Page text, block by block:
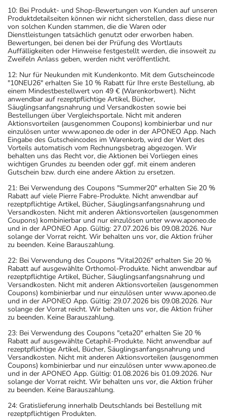
10: Bei Produkt- und Shop-Bewertungen von Kunden auf unseren
Produktdetailseiten können wir nicht sicherstellen, dass diese nur
von solchen Kunden stammen, die die Waren oder
Dienstleistungen tatsächlich genutzt oder erworben haben.
Bewertungen, bei denen bei der Prüfung des Wortlauts
Auffälligkeiten oder Hinweise festgestellt werden, die insoweit zu
Zweifeln Anlass geben, werden nicht veröffentlicht.
12: Nur für Neukunden mit Kundenkonto. Mit dem Gutscheincode
"10NEU26" erhalten Sie 10 % Rabatt für Ihre erste Bestellung, ab
einem Mindestbestellwert von 49 € (Warenkorbwert). Nicht
anwendbar auf rezeptpflichtige Artikel, Bücher,
Säuglingsanfangsnahrung und Versandkosten sowie bei
Bestellungen über Vergleichsportale. Nicht mit anderen
Aktionsvorteilen (ausgenommen Coupons) kombinierbar und nur
einzulösen unter www.aponeo.de oder in der APONEO App. Nach
Eingabe des Gutscheincodes im Warenkorb, wird der Wert des
Vorteils automatisch vom Rechnungsbetrag abgezogen. Wir
behalten uns das Recht vor, die Aktionen bei Vorliegen eines
wichtigen Grundes zu beenden oder ggf. mit einem anderen
Gutschein bzw. durch eine andere Aktion zu ersetzen.
21: Bei Verwendung des Coupons "Summer20" erhalten Sie 20 %
Rabatt auf viele Pierre Fabre-Produkte. Nicht anwendbar auf
rezeptpflichtige Artikel, Bücher, Säuglingsanfangsnahrung und
Versandkosten. Nicht mit anderen Aktionsvorteilen (ausgenommen
Coupons) kombinierbar und nur einzulösen unter www.aponeo.de
und in der APONEO App. Gültig: 27.07.2026 bis 09.08.2026. Nur
solange der Vorrat reicht. Wir behalten uns vor, die Aktion früher
zu beenden. Keine Barauszahlung.
22: Bei Verwendung des Coupons "Vital2026" erhalten Sie 20 %
Rabatt auf ausgewählte Orthomol-Produkte. Nicht anwendbar auf
rezeptpflichtige Artikel, Bücher, Säuglingsanfangsnahrung und
Versandkosten. Nicht mit anderen Aktionsvorteilen (ausgenommen
Coupons) kombinierbar und nur einzulösen unter www.aponeo.de
und in der APONEO App. Gültig: 29.07.2026 bis 09.08.2026. Nur
solange der Vorrat reicht. Wir behalten uns vor, die Aktion früher
zu beenden. Keine Barauszahlung.
23: Bei Verwendung des Coupons "ceta20" erhalten Sie 20 %
Rabatt auf ausgewählte Cetaphil-Produkte. Nicht anwendbar auf
rezeptpflichtige Artikel, Bücher, Säuglingsanfangsnahrung und
Versandkosten. Nicht mit anderen Aktionsvorteilen (ausgenommen
Coupons) kombinierbar und nur einzulösen unter www.aponeo.de
und in der APONEO App. Gültig: 01.08.2026 bis 01.09.2026. Nur
solange der Vorrat reicht. Wir behalten uns vor, die Aktion früher
zu beenden. Keine Barauszahlung.
24: Gratislieferung innerhalb Deutschlands bei Bestellung mit
rezeptpflichtigen Produkten.